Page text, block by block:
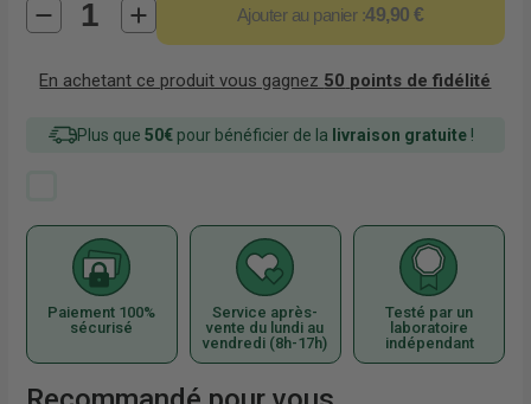
Ajouter au panier :49,90 €
En achetant ce produit vous gagnez 50 points de fidélité
Plus que 50€pour bénéficier de la livraison gratuite!
Paiement 100%
sécurisé
Service après-
vente du lundi au
vendredi (8h-17h)
Testé par un
laboratoire
indépendant